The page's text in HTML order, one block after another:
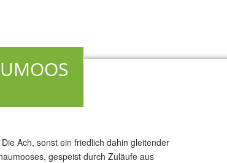
Ach, sonst ein friedlich dahin gleitender
gespeist durch Zuläufe aus